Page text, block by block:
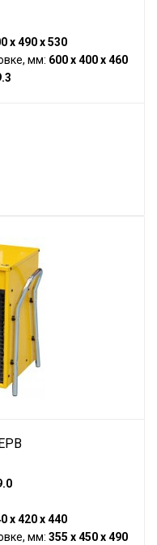
x 490 x 530
мм: 600 x 400 x 460
x 420 x 440
мм: 355 x 450 x 490